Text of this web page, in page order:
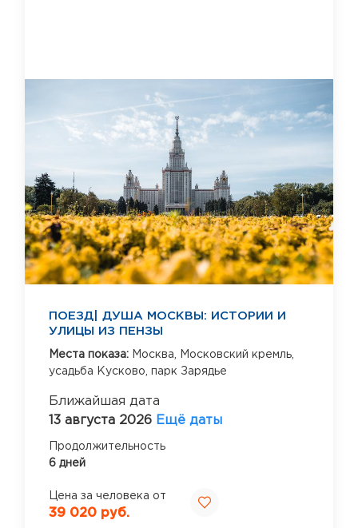
ПОЕЗД| ДУША МОСКВЫ: ИСТОРИИ И
УЛИЦЫ ИЗ ПЕНЗЫ
Места показа: Москва,
Московский кремль,
усадьба Кусково, парк Зарядье
Ближайшая дата
13 августа 2026 Ещё даты
Продолжительность
6 дней
Цена за человека от
39 020 руб.